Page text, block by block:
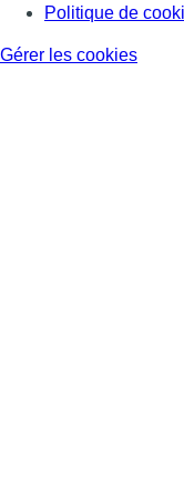
Politique de
Gérer les cookies